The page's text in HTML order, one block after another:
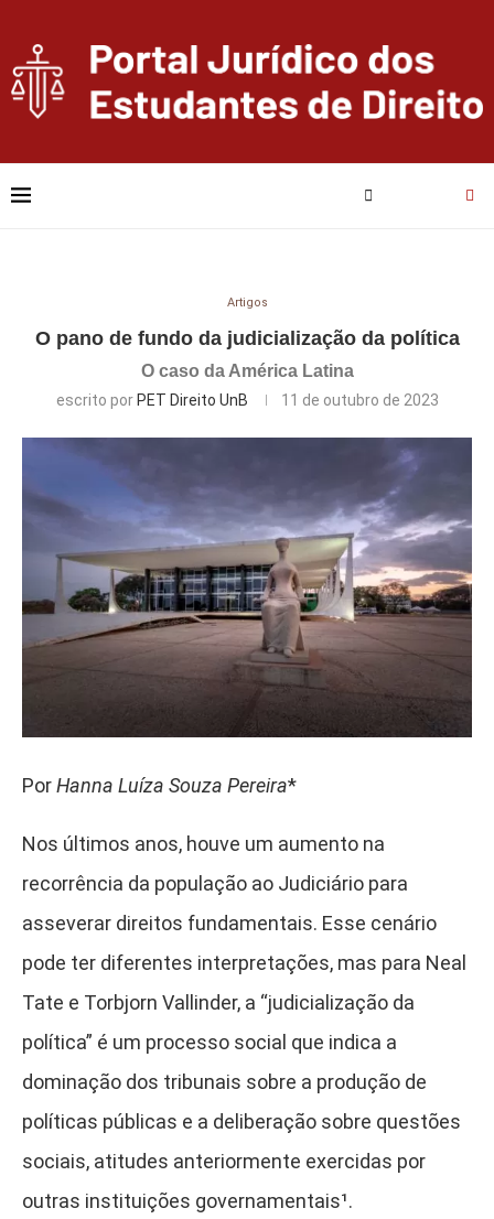
Artigos
O pano de fundo da judicialização da política
O caso da América Latina
escrito por PET Direito UnB 11 de outubro de 2023
PorHanna Luíza Souza Pereira*
Nos últimos anos, houve um aumento na
recorrência da população ao Judiciário para
asseverar direitos fundamentais. Esse cenário
pode ter diferentes interpretações, mas para Neal
Tate e Torbjorn Vallinder, a “judicialização da
política” é um processo social que indica a
dominação dos tribunais sobre a produção de
políticas públicas e a deliberação sobre questões
sociais, atitudes anteriormente exercidas por
outras instituições governamentais¹.